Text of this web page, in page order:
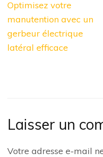
Navigation
de
l’article
Optimisez votre
manutention avec un
gerbeur électrique
latéral efficace
Laisser un
Votre adresse e-mail